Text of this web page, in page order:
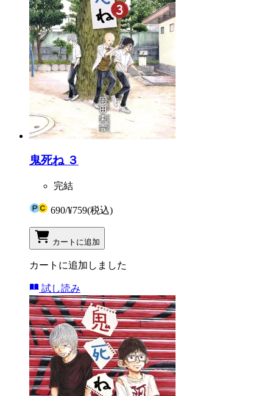
鬼死ね ３
完結
690/¥759(税込)
カートに追加
カートに追加しました
試し読み